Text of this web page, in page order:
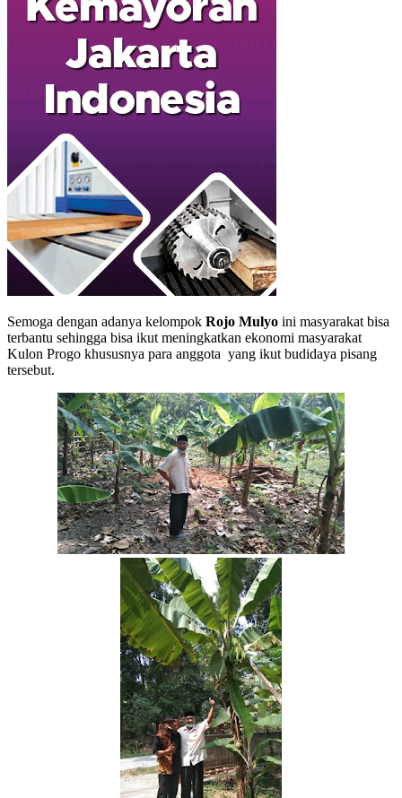
Semoga dengan adanya kelompok Rojo Mulyo ini masyarakat bisa
terbantu sehingga bisa ikut meningkatkan ekonomi masyarakat
Kulon Progo khususnya para anggota yang ikut budidaya pisang
tersebut.